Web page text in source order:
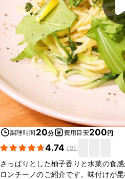
調理時間 20分 費用目安200円
4.74 (9)
さっぱりとした柚子香りと水菜の食
ロンチーノのご紹介です。味付けが